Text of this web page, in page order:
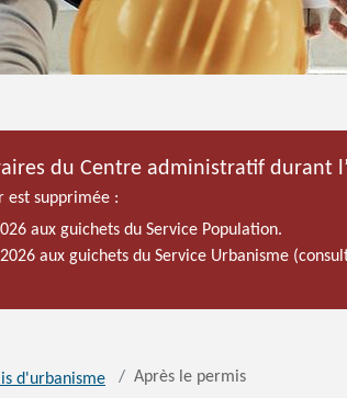
du Centre administratif durant
est supprimée :
aux guichets du Service Population.
aux guichets du Service Urbanisme
d'urbanisme Après le permis